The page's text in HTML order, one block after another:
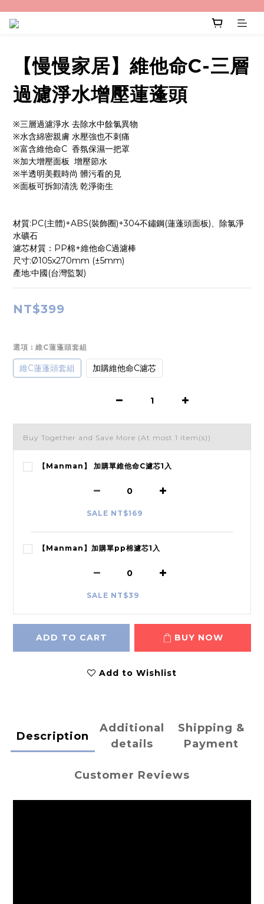
【慢慢家居】維他命C-三層
過濾淨水增壓蓮蓬頭
※三層過濾淨水 去除水中餘氯異物
※水含綿密親膚 水壓強也不刺痛
※富含維他命C  香氛保濕一把罩
※加大增壓面板  增壓節水
※半透明美觀時尚 髒污看的見
※面板可拆卸清洗 乾淨衛生
材質:PC(主體)+ABS(裝飾圈)+304不鏽鋼(蓮蓬頭面板)、除氯淨
水礦石
濾芯材質：PP棉+維他命C過濾棒
尺寸:Ø105x270mm (±5mm)
產地:中國(台灣監製)
NT$399
選項 : 維C蓮蓬頭套組
維C蓮蓬頭套組 加購維他命C濾芯
Buy Together and Save More (At most 1 item(s))
【Manman】 加購單維他命C濾芯1入
SALE NT$169
【Manman】加購單pp棉濾芯1入
SALE NT$39
ADD TO CART BUY NOW
Add to Wishlist
Description
Additional
details
Shipping &
Payment
Customer Reviews